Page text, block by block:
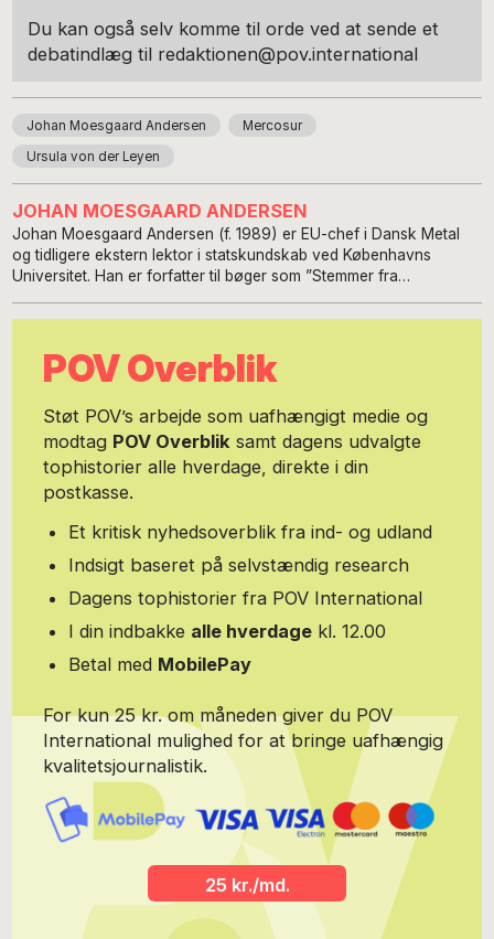
Du kan også selv komme til orde ved at sende et
debatindlæg til redaktionen@pov.international
Johan Moesgaard Andersen Mercosur
Ursula von der Leyen
JOHAN MOESGAARD ANDERSEN
Johan Moesgaard Andersen (f. 1989) er EU-chef i Dansk Metal
og tidligere ekstern lektor i statskundskab ved Københavns
Universitet. Han er forfatter til bøger som ”Stemmer fra
POV Overblik
Støt POV’s arbejde som uafhængigt medie og
modtag POV Overblik samt dagens udvalgte
tophistorier alle hverdage, direkte i din
postkasse.
Et kritisk nyhedsoverblik fra ind- og udland
Indsigt baseret på selvstændig research
Dagens tophistorier fra POV International
I din indbakke alle hverdage kl. 12.00
Betal med MobilePay
For kun 25 kr. om måneden giver du POV
International mulighed for at bringe uafhængig
kvalitetsjournalistik.
25 kr./md.